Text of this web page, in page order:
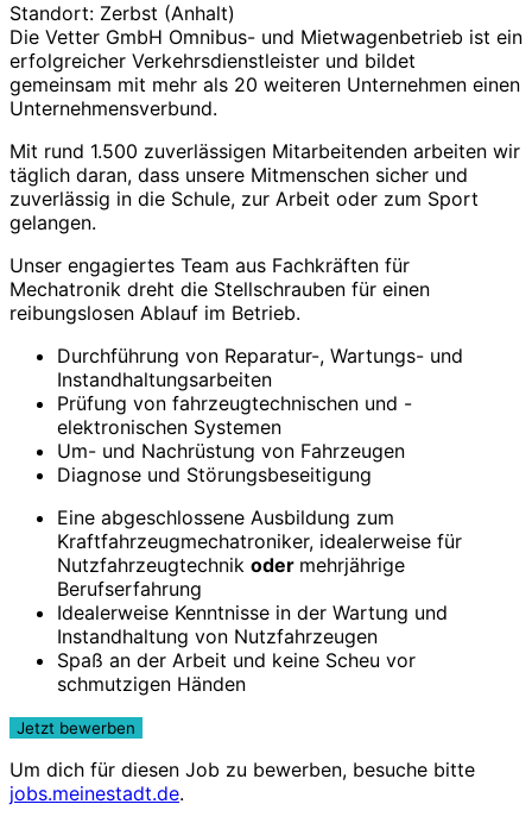
Standort: Zerbst (Anhalt)
Die Vetter GmbH Omnibus- und Mietwagenbetrieb ist ein
erfolgreicher Verkehrsdienstleister und bildet
gemeinsam mit mehr als 20 weiteren Unternehmen einen
Unternehmensverbund.
Mit rund 1.500 zuverlässigen Mitarbeitenden arbeiten wir
täglich daran, dass unsere Mitmenschen sicher und
zuverlässig in die Schule, zur Arbeit oder zum Sport
gelangen.
Unser engagiertes Team aus Fachkräften für
Mechatronik dreht die Stellschrauben für einen
reibungslosen Ablauf im Betrieb.
Durchführung von Reparatur-, Wartungs- und
Instandhaltungsarbeiten
Prüfung von fahrzeugtechnischen und -
elektronischen Systemen
Um- und Nachrüstung von Fahrzeugen
Diagnose und Störungsbeseitigung
Eine abgeschlossene Ausbildung zum
Kraftfahrzeugmechatroniker, idealerweise für
Nutzfahrzeugtechnik oder mehrjährige
Berufserfahrung
Idealerweise Kenntnisse in der Wartung und
Instandhaltung von Nutzfahrzeugen
Spaß an der Arbeit und keine Scheu vor
schmutzigen Händen
Um dich für diesen Job zu bewerben, besuche bitte
jobs.meinestadt.de.